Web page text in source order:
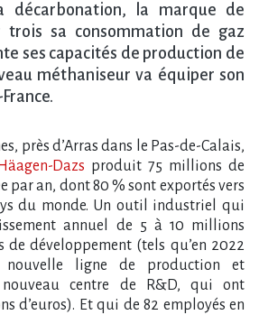
décarbonation, la marque de
trois sa consommation de gaz
ses capacités de production de
méthaniseur va équiper son
près d’Arras dans le Pas-de-Calais,
Häagen-Dazs produit 75 millions de
par an, dont 80 % sont exportés vers
du monde. Un outil industriel qui
annuel de 5 à 10 millions
de développement (tels qu’en 2022
nouvelle ligne de production et
nouveau centre de R&D, qui ont
d’euros). Et qui de 82 employés en